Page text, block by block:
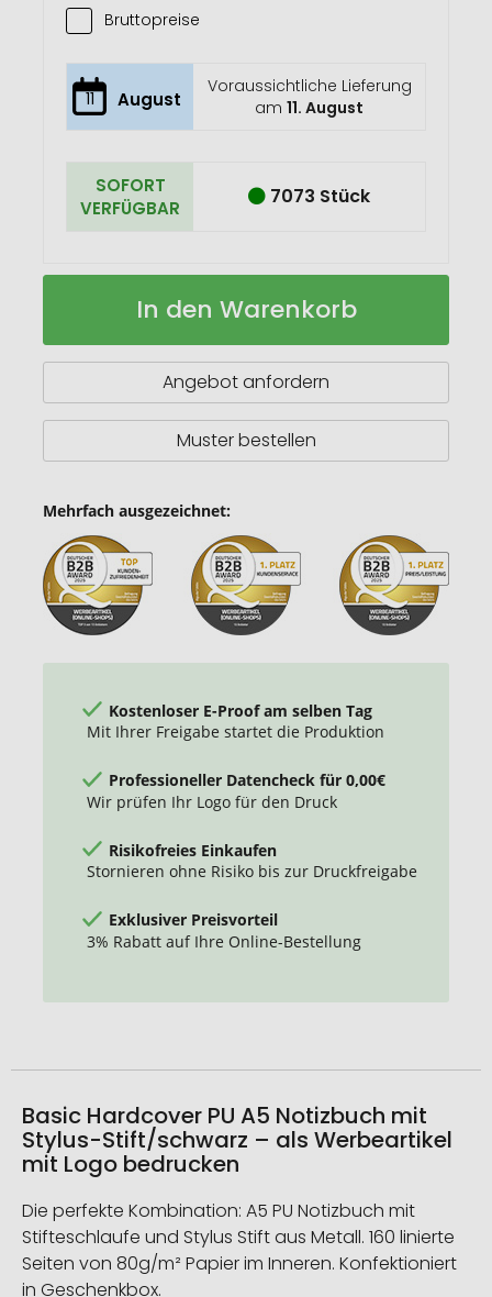
Bruttopreise
11 August
Voraussichtliche Lieferung
am11. August
SOFORT
VERFÜGBAR
7073 Stück
Basic
A5
Stylus-
Auf
In den Warenkorb
Angebot anfordern
Muster bestellen
Mehrfach ausgezeichnet:
Kostenloser E-Proof am selben Tag
Mit Ihrer Freigabe startet die Produktion
Professioneller Datencheck für 0,00€
Wir prüfen Ihr Logo für den Druck
Risikofreies Einkaufen
Stornieren ohne Risiko bis zur Druckfreigabe
Exklusiver Preisvorteil
3% Rabatt auf Ihre Online-Bestellung
Basic Hardcover PU A5 Notizbuch mit
Stylus-Stift/schwarz – als Werbeartikel
mit Logo bedrucken
Die perfekte Kombination: A5 PU Notizbuch mit
Stifteschlaufe und Stylus Stift aus Metall. 160 linierte
Seiten von 80g/m² Papier im Inneren. Konfektioniert
in Geschenkbox.